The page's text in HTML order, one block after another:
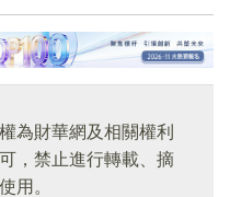
為財華網及相關權利
，禁止進行轉載、摘
用。